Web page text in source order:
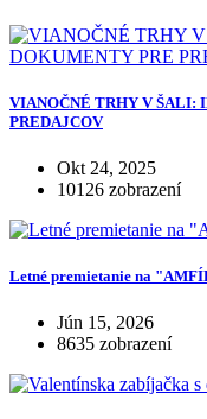
VIANOČNÉ TRHY V ŠALI:
PREDAJCOV
Okt 24, 2025
10126 zobrazení
Letné premietanie na
Jún 15, 2026
8635 zobrazení